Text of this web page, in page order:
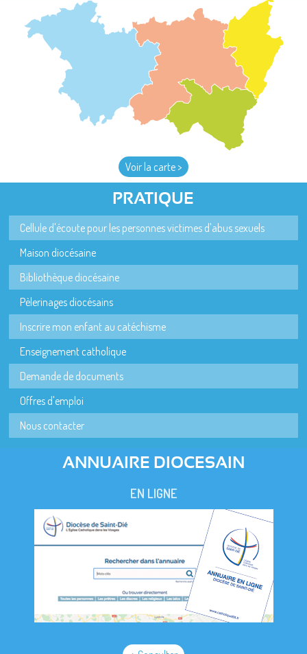
Voir la carte >
PRATIQUE
Cellule d'écoute pour les personnes victimes d'abus sexuels
Maison diocésaine
Bibliothèque diocésaine
Pèlerinages diocésains
Inscrire mon enfant au catéchisme
Enseignement catholique
Demande de documents
Offres d'emploi
Nous contacter
ANNUAIRE DIOCESAIN
EN LIGNE